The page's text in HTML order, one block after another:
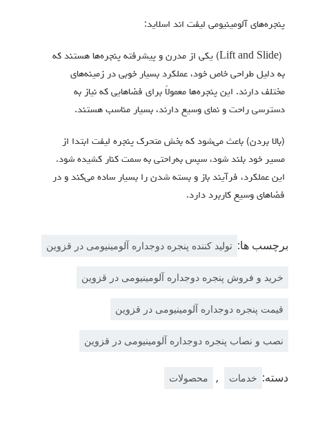
پنجره‌های آلومینیومی لیفت اند اسلاید:
(Lift and Slide) یکی از مدرن و پیشرفته پنجره‌ها هستند که
به دلیل طراحی خاص خود، عملکرد بسیار خوبی در زمینه‌های
مختلف دارند. این پنجره‌ها معمولاً برای فضاهایی که نیاز به
دسترسی راحت و نمای وسیع دارند، بسیار مناسب هستند.
(بالا بردن) باعث می‌شود که بخش متحرک پنجره ليفت ابتدا از
مسیر خود بلند شود، سپس به‌راحتی به سمت کنار کشیده شود.
این عملکرد، فرآیند باز و بسته شدن را بسیار ساده می‌کند و در
فضاهاي وسيع كاربرد دارد.
برچسب ها: تولید کننده پنجره دوجداره آلومینیومی در قزوین
خرید و فروش پنجره دوجداره آلومینیومی در قزوین
قیمت پنجره دوجداره آلومینیومی در قزوین
نصب و نصاب پنجره دوجداره آلومینیومی در قزوین
دسته: خدمات , محصولات